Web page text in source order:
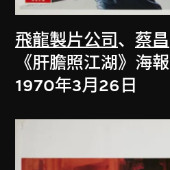
飛龍製片公司 、 蔡昌
《肝膽照江湖》海報
1970年3月26日